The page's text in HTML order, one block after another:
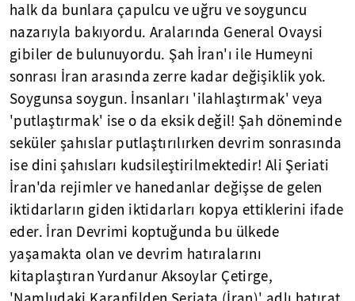
halk da bunlara çapulcu ve uğru ve soyguncu
nazarıyla bakıyordu. Aralarında General Ovaysi
gibiler de bulunuyordu. Şah İran'ı ile Humeyni
sonrası İran arasında zerre kadar değişiklik yok.
Soygunsa soygun. İnsanları 'ilahlaştırmak' veya
'putlaştırmak' ise o da eksik değil! Şah döneminde
seküler şahıslar putlaştırılırken devrim sonrasında
ise dini şahısları kudsileştirilmektedir! Ali Şeriati
İran'da rejimler ve hanedanlar değişse de gelen
iktidarların giden iktidarları kopya ettiklerini ifade
eder. İran Devrimi koptuğunda bu ülkede
yaşamakta olan ve devrim hatıralarını
kitaplaştıran Yurdanur Aksoylar Çetirge,